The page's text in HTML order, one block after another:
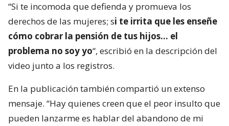
“Si te incomoda que defienda y promueva los
derechos de las mujeres; si te irrita que les enseñe
cómo cobrar la pensión de tus hijos… el
problema no soy yo“, escribió en la descripción del
video junto a los registros.
En la publicación también compartió un extenso
mensaje. “Hay quienes creen que el peor insulto que
pueden lanzarme es hablar del abandono de mi